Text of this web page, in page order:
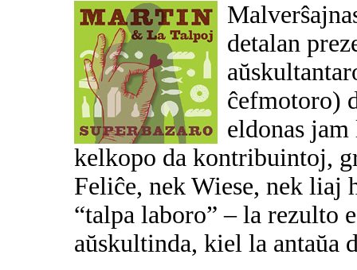
detalan
ĉefmotoro)
eldonas jam
kelkopo da kontribuintoj,
Feliĉe, nek Wiese, nek liaj
“talpa laboro” – la rezulto
aŭskultinda, kiel la antaŭa